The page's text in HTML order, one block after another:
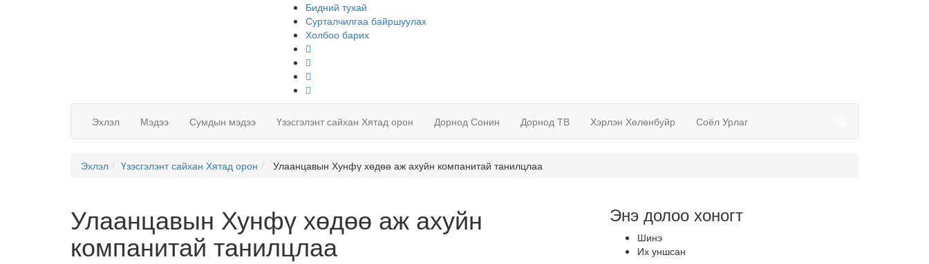
Бидний тухай
Сурталчилгаа байршуулах
Холбоо барих
Эхлэл Мэдээ Сумдын мэдээ Үзэсгэлэнт сайхан Хятад орон Дорнод Сонин Дорнод ТВ Хэрлэн Хөлөнбуйр Соёл Урлаг
Эхлэл Үзэсгэлэнт сайхан Хятад орон Улаанцавын Хунфү хөдөө аж ахуйн компанитай танилцлаа
Улаанцавын Хунфү хөдөө аж ахуйн
компанитай танилцлаа
Энэ долоо хоногт
Шинэ
Их уншсан